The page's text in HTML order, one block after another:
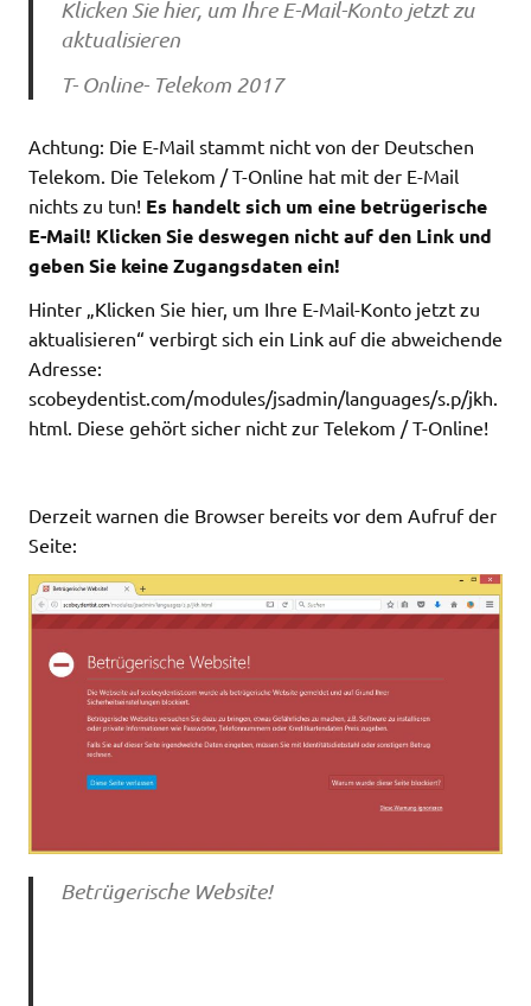
Klicken Sie hier, um Ihre E-Mail-Konto jetzt zu
aktualisieren
T- Online- Telekom 2017
Achtung: Die E-Mail stammt nicht von der Deutschen
Telekom. Die Telekom / T-Online hat mit der E-Mail
nichts zu tun! Es handelt sich um eine betrügerische
E-Mail! Klicken Sie deswegen nicht auf den Link und
geben Sie keine Zugangsdaten ein!
Hinter „Klicken Sie hier, um Ihre E-Mail-Konto jetzt zu
aktualisieren“ verbirgt sich ein Link auf die abweichende
Adresse:
scobeydentist.com/modules/jsadmin/languages/s.p/jkh.
html. Diese gehört sicher nicht zur Telekom / T-Online!
Derzeit warnen die Browser bereits vor dem Aufruf der
Seite:
Betrügerische Website!